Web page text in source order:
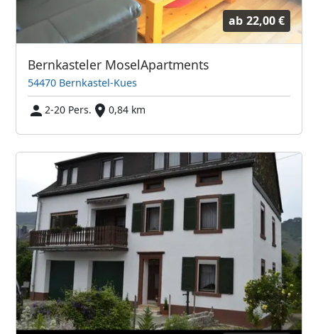
ab 22,00 €
Bernkasteler MoselApartments
54470 Bernkastel-Kues
2-20 Pers.
0,84 km